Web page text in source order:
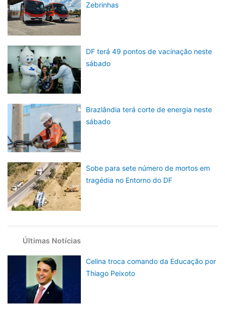
Zebrinhas
DF terá 49 pontos de vacinação neste
sábado
Brazlândia terá corte de energia neste
sábado
Sobe para sete número de mortos em
tragédia no Entorno do DF
Últimas Notícias
Celina troca comando da Educação por
Thiago Peixoto